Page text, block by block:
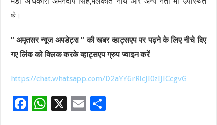
थे।
” अमृतसर न्यूज अपडेट्स ” की खबर व्हाट्सएप पर पढ़ने के लिए नीचे दिए
गए लिंक को क्लिक करके व्हाट्सएप ग्रुप ज्वाइन करें
https://chat.whatsapp.com/D2aYY6rRIcJI0zIJlCcgvG
F
W X
E